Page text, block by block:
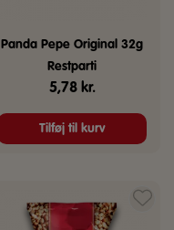
Panda Pepe Original 32g
Restparti
5,78 kr.
Tilføj til kurv